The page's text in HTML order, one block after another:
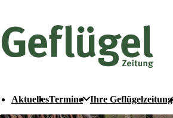
AktuellesTermine Ihre Geflügelzeitung